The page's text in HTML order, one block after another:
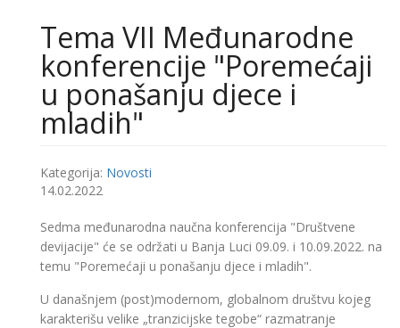
Tema VII Međunarodne
konferencije "Poremećaji
u ponašanju djece i
mladih"
Kategorija: Novosti
14.02.2022
Sedma međunarodna naučna konferencija "Društvene
devijacije" će se održati u Banja Luci 09.09. i 10.09.2022. na
temu "Poremećaji u ponašanju djece i mladih".
U današnjem (post)modernom, globalnom društvu kojeg
karakterišu velike „tranzicijske tegobe“ razmatranje